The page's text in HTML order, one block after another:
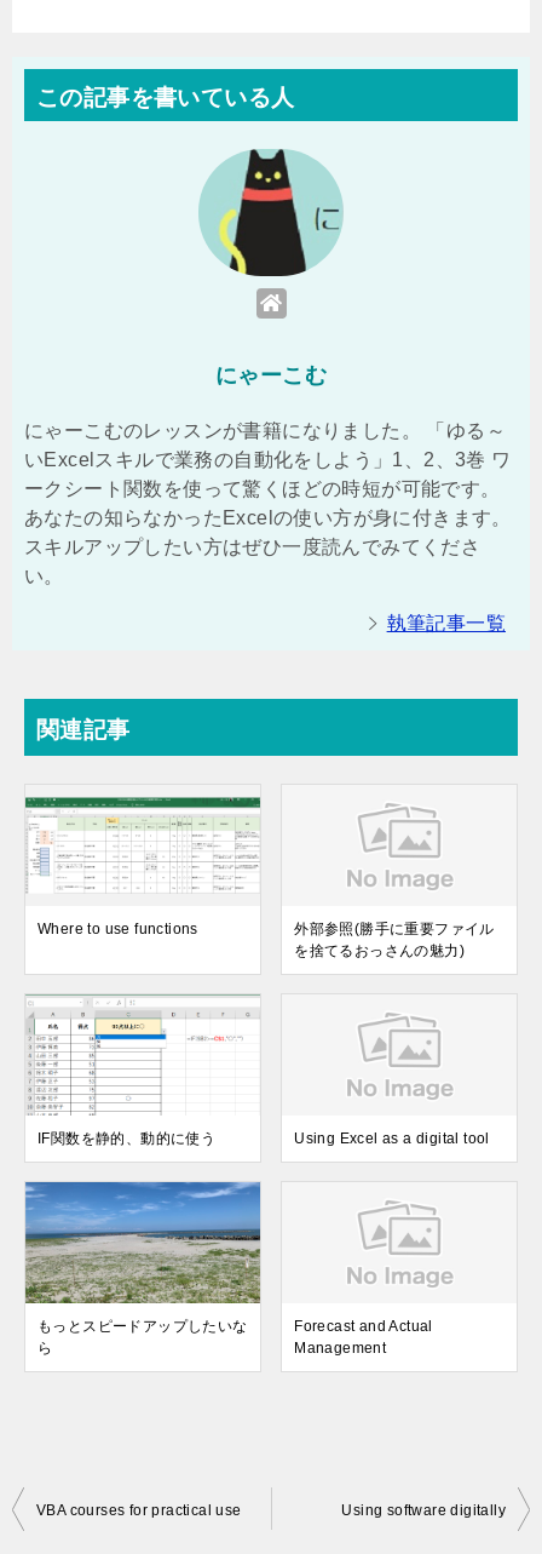
この記事を書いている人
にゃーこむ
にゃーこむのレッスンが書籍になりました。 「ゆる～
いExcelスキルで業務の自動化をしよう」1、2、3巻 ワ
ークシート関数を使って驚くほどの時短が可能です。
あなたの知らなかったExcelの使い方が身に付きます。
スキルアップしたい方はぜひ一度読んでみてくださ
い。
執筆記事一覧
関連記事
Where to use functions
外部参照(勝手に重要ファイル
を捨てるおっさんの魅力)
IF関数を静的、動的に使う Using Excel as a digital tool
もっとスピードアップしたいな
ら
Forecast and Actual
Management
投
VBA courses for practical use Using software digitally